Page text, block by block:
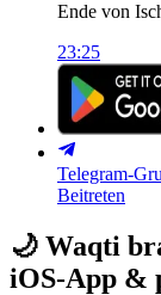
Ende von
23:25
Telegram-
Beitreten
🌙 Waqti
iOS-App &